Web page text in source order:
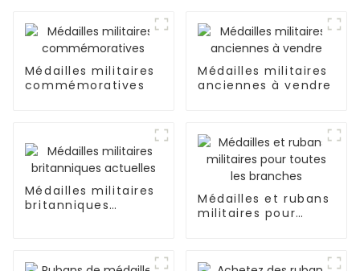
Médailles militaires
commémoratives
Médailles militaires
anciennes à vendre
Médailles militaires
britanniques
Médailles et rubans
militaires pour